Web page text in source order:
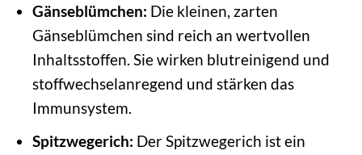
Gänseblümchen: Die kleinen, zarten
Gänseblümchen sind reich an wertvollen
Inhaltsstoffen. Sie wirken blutreinigend und
stoffwechselanregend und stärken das
Immunsystem.
Spitzwegerich: Der Spitzwegerich ist ein